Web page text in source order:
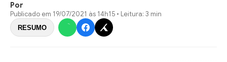
Por
Publicado em 19/07/2021 às 14h15 • Leitura: 3 min
RESUMO